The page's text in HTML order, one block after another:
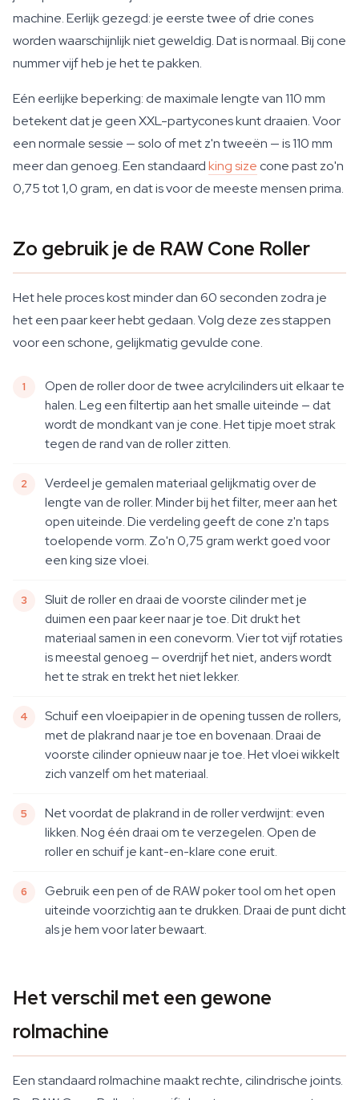
machine. Eerlijk gezegd: je eerste twee of drie cones
worden waarschijnlijk niet geweldig. Dat is normaal. Bij cone
nummer vijf heb je het te pakken.
Eén eerlijke beperking: de maximale lengte van 110 mm
betekent dat je geen XXL-partycones kunt draaien. Voor
een normale sessie — solo of met z'n tweeën — is 110 mm
meer dan genoeg. Een standaardking size cone past zo'n
0,75 tot 1,0 gram, en dat is voor de meeste mensen prima.
Zo gebruik je de RAW Cone Roller
Het hele proces kost minder dan 60 seconden zodra je
het een paar keer hebt gedaan. Volg deze zes stappen
voor een schone, gelijkmatig gevulde cone.
Open de roller door de twee acrylcilinders uit elkaar te
halen. Leg een filtertip aan het smalle uiteinde — dat
wordt de mondkant van je cone. Het tipje moet strak
tegen de rand van de roller zitten.
Verdeel je gemalen materiaal gelijkmatig over de
lengte van de roller. Minder bij het filter, meer aan het
open uiteinde. Die verdeling geeft de cone z'n taps
toelopende vorm. Zo'n 0,75 gram werkt goed voor
een king size vloei.
Sluit de roller en draai de voorste cilinder met je
duimen een paar keer naar je toe. Dit drukt het
materiaal samen in een conevorm. Vier tot vijf rotaties
is meestal genoeg — overdrijf het niet, anders wordt
het te strak en trekt het niet lekker.
Schuif een vloeipapier in de opening tussen de rollers,
met de plakrand naar je toe en bovenaan. Draai de
voorste cilinder opnieuw naar je toe. Het vloei wikkelt
zich vanzelf om het materiaal.
Net voordat de plakrand in de roller verdwijnt: even
likken. Nog één draai om te verzegelen. Open de
roller en schuif je kant-en-klare cone eruit.
Gebruik een pen of de RAW poker tool om het open
uiteinde voorzichtig aan te drukken. Draai de punt dicht
als je hem voor later bewaart.
Het verschil met een gewone
rolmachine
Een standaard rolmachine maakt rechte, cilindrische joints.